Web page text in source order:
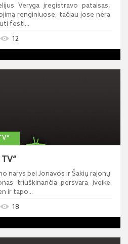
Veryga įregistravo pataisas,
renginiuose, tačiau jose nėra
festi...
12
narys bei Jonavos ir Šakių rajonų
triuškinančia persvara įveikė
ir tapo...
18